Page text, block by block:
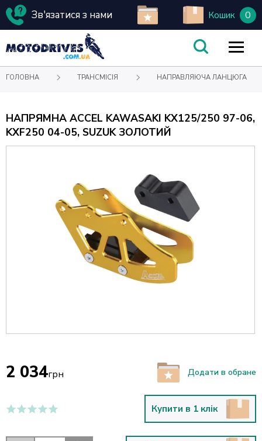
Зв'язатися з нами Кошик 0
ГОЛОВНА ТРАНСМІСІЯ НАПРАВЛЯЮЧА ЛАНЦЮГА
НАПРЯМНА ACCEL KAWASAKI KX125/250 97-06,
KXF250 04-05, SUZUK ЗОЛОТИЙ
2 034грн Додати в обране
Купити в 1 клік